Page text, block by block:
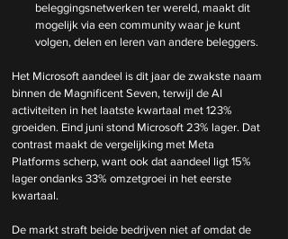
beleggingsnetwerken ter wereld, maakt dit
mogelijk via een community waar je kunt
volgen, delen en leren van andere beleggers.
Het Microsoft aandeel is dit jaar de zwakste naam
binnen de Magnificent Seven, terwijl de AI
activiteiten in het laatste kwartaal met 123%
groeiden. Eind juni stond Microsoft 23% lager. Dat
contrast maakt de vergelijking met Meta
Platforms scherp, want ook dat aandeel ligt 15%
lager ondanks 33% omzetgroei in het eerste
kwartaal.
De markt straft beide bedrijven niet af omdat de